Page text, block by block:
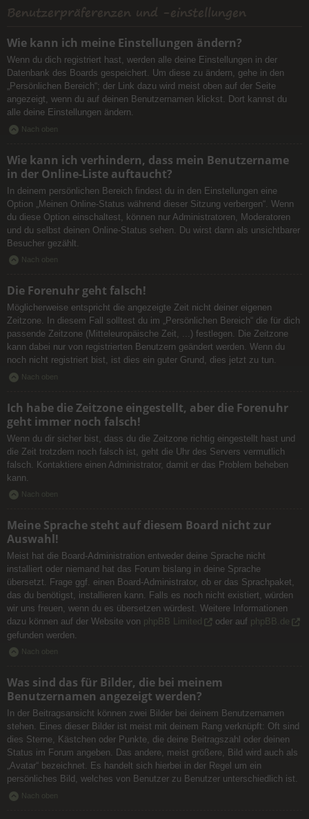
Benutzerpräferenzen und -einstellungen
Wie kann ich meine Einstellungen ändern?
Wenn du dich registriert hast, werden alle deine Einstellungen in der
Datenbank des Boards gespeichert. Um diese zu ändern, gehe in den
„Persönlichen Bereich“; der Link dazu wird meist oben auf der Seite
angezeigt, wenn du auf deinen Benutzernamen klickst. Dort kannst du
alle deine Einstellungen ändern.
Nach oben
Wie kann ich verhindern, dass mein Benutzername
in der Online-Liste auftaucht?
In deinem persönlichen Bereich findest du in den Einstellungen eine
Option „Meinen Online-Status während dieser Sitzung verbergen“. Wenn
du diese Option einschaltest, können nur Administratoren, Moderatoren
und du selbst deinen Online-Status sehen. Du wirst dann als unsichtbarer
Besucher gezählt.
Nach oben
Die Forenuhr geht falsch!
Möglicherweise entspricht die angezeigte Zeit nicht deiner eigenen
Zeitzone. In diesem Fall solltest du im „Persönlichen Bereich“ die für dich
passende Zeitzone (Mitteleuropäische Zeit, ...) festlegen. Die Zeitzone
kann dabei nur von registrierten Benutzern geändert werden. Wenn du
noch nicht registriert bist, ist dies ein guter Grund, dies jetzt zu tun.
Nach oben
Ich habe die Zeitzone eingestellt, aber die Forenuhr
geht immer noch falsch!
Wenn du dir sicher bist, dass du die Zeitzone richtig eingestellt hast und
die Zeit trotzdem noch falsch ist, geht die Uhr des Servers vermutlich
falsch. Kontaktiere einen Administrator, damit er das Problem beheben
kann.
Nach oben
Meine Sprache steht auf diesem Board nicht zur
Auswahl!
Meist hat die Board-Administration entweder deine Sprache nicht
installiert oder niemand hat das Forum bislang in deine Sprache
übersetzt. Frage ggf. einen Board-Administrator, ob er das Sprachpaket,
das du benötigst, installieren kann. Falls es noch nicht existiert, würden
wir uns freuen, wenn du es übersetzen würdest. Weitere Informationen
dazu können auf der Website von phpBB Limited oder auf phpBB.de
gefunden werden.
Nach oben
Was sind das für Bilder, die bei meinem
Benutzernamen angezeigt werden?
In der Beitragsansicht können zwei Bilder bei deinem Benutzernamen
stehen. Eines dieser Bilder ist meist mit deinem Rang verknüpft: Oft sind
dies Sterne, Kästchen oder Punkte, die deine Beitragszahl oder deinen
Status im Forum angeben. Das andere, meist größere, Bild wird auch als
„Avatar“ bezeichnet. Es handelt sich hierbei in der Regel um ein
persönliches Bild, welches von Benutzer zu Benutzer unterschiedlich ist.
Nach oben